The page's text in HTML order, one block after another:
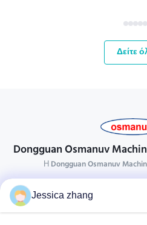
επίστρωσης υπεριώδους
Χρησιμοποιούνται διάφοροι
επίστρωση χαρτιού. Οι χημ...Δείτε
Dongguan Osmanuv
Η Dongguan Osmanuv
28 δεύτερος ο βιομηχανικός,
Jessica zhang